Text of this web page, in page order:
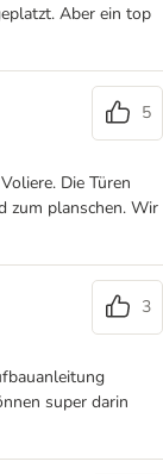
Aber ein top
5
Die Türen
zum planschen. Wir
3
super darin